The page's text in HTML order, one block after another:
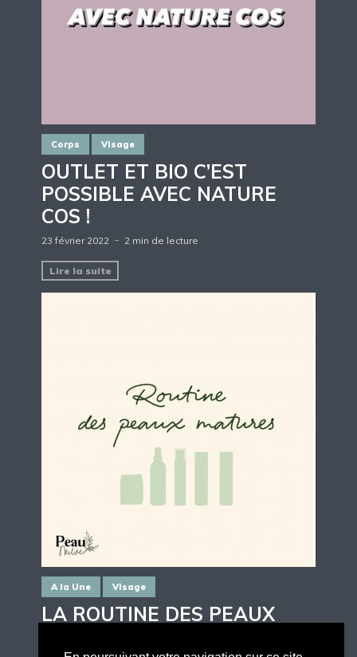
Corps Visage
OUTLET ET BIO C’EST
POSSIBLE AVEC NATURE
COS !
23 février 2022 2 min de lecture
Lire la suite
A la Une Visage
LA ROUTINE DES PEAUX